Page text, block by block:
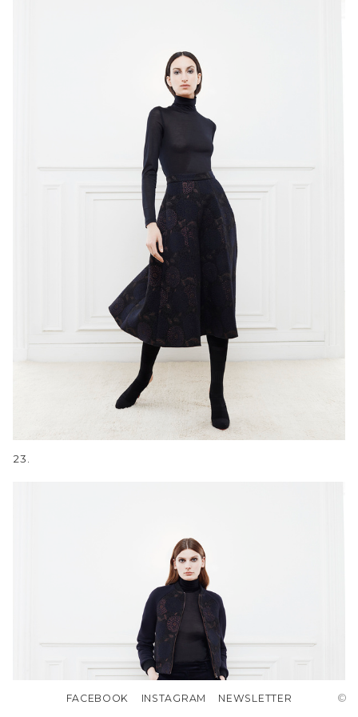
FACEBOOK INSTAGRAM NEWSLETTER
23.
©